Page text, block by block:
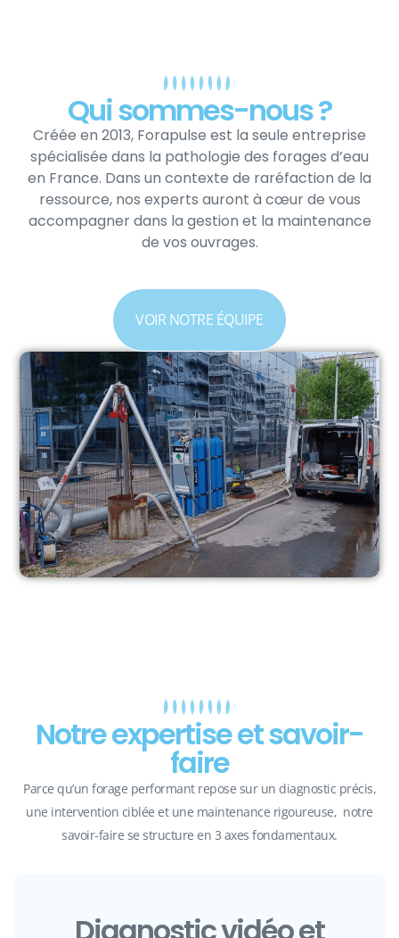
Qui sommes-nous ?
Créée en 2013, Forapulse est la seule entreprise
spécialisée dans la pathologie des forages d’eau
en France. Dans un contexte de raréfaction de la
ressource, nos experts auront à cœur de vous
accompagner dans la gestion et la maintenance
de vos ouvrages.
VOIR NOTRE ÉQUIPE
Notre expertise et savoir-
faire
Parce qu’un forage performant repose sur un diagnostic précis,
une intervention ciblée et une maintenance rigoureuse, notre
savoir-faire se structure en 3 axes fondamentaux.